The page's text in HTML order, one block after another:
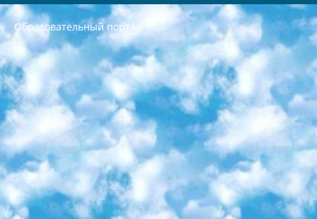
Образовательный портал
РЕСПУБЛИКА УЗБЕКИСТАН МИНИСТРЕРСТВО ДОШКОЛЬНОГО И ШКОЛЬНОГО ОБРАЗОВАНИЯ КОМАНДА в общеобразовательных учреждениях в 2023-2024 учебном году организация и проведение итоговой государственной аттестации обучающихся о Министра дошкольного и школьного образования Республики Узбекистан от 4 марта 2008 года (постановлением Минюста от 20 марта 2008 года № 1778 государственной регистрации) «Итоговое состояние учащихся общего среднего образования на основании положения об утверждении положения об аттестации общего среднего образования выпускной экзамен студентов в образовательных учреждениях в 2023-2024 учебном году В целях организации и прохождения аттестации приказываю: 1. Следующее: перечень предметов, по которым будет проводиться итоговая государственная аттестация и экзамен формы перевода согласно приложению 1; сертификаты международного образца, оценивающие уровень владения иностранными языками перечень согласно приложению 2; 2. Педагогический при специализированных образовательных учреждениях. научно-практический центр квалификации и международной оценки (Д.Давидова) 2024 г. До 25 марта: задания по предметам, по которым будет проводиться итоговая аттестация разработка и утверждение технических условий; итоговая аттестация на основании разработанного предметного задания разработка вопросов по предметам (устно и письменно), экзамен передача; общеобразовательные средние школы и специальные учебные заведения учащиеся выпускных классов школ и интернатов в агентской системе подготовка базы данных экзаменационных материалов и критериев оценки; перевод базы экзаменационных материалов на все языки обучения подать в Республиканский образовательный центр для изготовления; варианты экзаменов на основе разработанных контрольных материалов пусть будут поставлены задачи формирования. 3. Республиканский образовательный центр (Ш.Худайкулов) до 5 апреля 2024 года. до: база данных предоставленных экзаменационных материалов на все языки обучения перевод и экспертиза; для слепых, слабовидящих, глухих, слабослышащих и умственно отсталых детей учащиеся выпускных классов специализированных школ и школ-интернатов база данных экзаменационных материалов на всех преподаваемых языках подготовка критериев оценки; специализированные школы для умственно отсталых детей и технологии для учащихся выпускных классов школ-интернатов разработка соответствующих рекомендаций и критериев проведения ЕГЭ по естествознанию давать задания. 4. Педагогический при специализированных образовательных учреждениях. Научно-практический центр навыков и международной оценки (Д.Давидова), Республика образовательный центр (Худайкулов Ш.) итоговый государственный аттестационный экзамен ориентирован на творческое и логическое мышление при подготовке базы материалов учитывать введение заданий. 5. Следует отметить, что: сертификат государственного образца о знании общеобразовательного предмета и как минимум национальный уровень B1 по предметам на иностранных языках, указанным в Приложении 2. или международно признанный сертификат эквивалентного уровня студенты, изучающие определенный предмет, освобождаются от экзамена; по соответствующим предметам запланирована итоговая государственная аттестация за день до дня, путем жеребьевки Рабочей группой (в письменной форме по предметам, проводимым в форме) из числа сформированных вариантов выбрано 2 варианта; 2 выбранных варианта экзамена анонсированы на официальном сайте министерства и все выпускники по всей стране на основе этих вариантов проводит итоговую государственную аттестацию. 6. Государственное образование учащихся средних общеобразовательных учреждений. знания в соответствии с квалификационными требованиями, которые необходимо приобрести на основании стандартов итоговый (выпускной) контроль для 9 и 11 классов в целях тестирования Экзамены (далее – экзамены) состоят из предметов, перечисленных в приложении 1. будет сделано. 7. Экзамены пройдут с 26 мая по 15 июня 2024 г. (кроме науки физического воспитания). 8. Физическая для учащихся 9 классов общесредних образовательных учреждений. Экзамены по предмету «Образование, квалификация медицина» 1-6 мая 2024 года. сотрудники перевести под присмотр (с отклонениями в физическом или умственном развитии) специализированная школа для детей, школы-интернаты и со сколиозом школы-интернаты санаторного типа для больных детей исключены). 9. Он был слепым, слабовидящим и имел нарушения опорно-двигательного аппарата. экзамены в специализированных школах и интернатах для детей должны проводиться исходя из требований, предъявляемых к общеобразовательным учреждениям (физкультура кроме науки). 10. Специализированная школа для глухих и слабослышащих детей. и экзамены в интернатах и быть реализован в виде письменного теста по математике. 11. Специальность для умственно отсталых детей. Для 9 класса Родной язык и литературное письмо Государственный язык (язык обучения – узбекский). для неклассов) написано Математическое письмо Письменная/устная история Узбекистана Физическое воспитание практично Итоговый контроль Для 11 класса Написание родного языка и литературы (эссе) Математическое письмо Узбекский язык (обучение на узбекском языке) не посещающее общее среднее образование для учреждений)/Образовательное учреждение выбор письменный и устный Иностранный язык письменный/устный Письменная/устная история Узбекистана *По выбору студента:  Химия  Физика  Основы государственного права  География 10 бесплатных образовательных ресурсов - Мы составили подборку онлайн-проектов с интерактивными упражнениями, видеолекциями и статьями. Они помогут вам обрести новые и освежить старые знания бесплатно. 1. «ИНТУИТ» Старейшая образовательная площадка Рунета. Здесь вы найдёте сотни текстовых и видеокурсов на десятки различных тем — от программирования до психологии. Многие курсы подготовлены российскими университетами и крупными международными компаниями вроде Intel и Microsoft. Самостоятельное обучение бесплатное, но желающие могут оплатить услуги персональных наставников. 2. «Смартия» знакомит с актуальными профессиями и подсказывает, как им обучаться. Выбрав заинтересовавшую вас специальность — SMM-специалист, фотограф, веб-дизайнер или другую, — увидите список необходимых для неё умений. Чтобы вы могли освоить их самостоятельно, для каждого умения площадка отображает подборку ссылок на учебные материалы. Хотя «Смартия» ориентируется на русскоязычную аудиторию, часть контента всё же доступна только на английском. 3. «Лекторий Физтеха» Проект Московского физико-технического института (Физтеха). С его помощью вы можете смотреть онлайн серии лекций, записанные на видео в этом вузе. В числе доступных предметов — физика, биология, химия, информационные технологии и другие. К некоторым лекциям администрация ресурса прилагает готовые конспекты, которые можно скачивать в PDF-формате. 4. ITMOcourses Онлайн-площадка Санкт-Петербургского национального исследовательского университета информационных технологий, механики и оптики (ИТМО). Ресурс предоставляет свободный доступ к курсам, разработанным в этом вузе. Каталог материалов разбит на четыре категории: «Оптические системы и технологии», «Приборостроение и робототехника», «Информационные технологии» и «Биотехнологии». Курсы состоят из видеолекций, интерактивных демонстраций и заданий. 5. «КиберЛенинка» Электронная научная библиотека открытого доступа. Каталог площадки регулярно обрастает текстами статей из различных научных изданий. Сгруппированные по журналам и рубрикам публикации можно читать онлайн или скачивать целиком в PDF-формате. Проект нацелен на популяризацию науки за счёт открытого доступа к качественной информации. 6. «ПостНаука» На этом ресурсе публикуют подборки видеолекций, составленные экспертами из разных отраслей и объединённые общими темами. Среди них, к примеру, есть серии «Биоинформатика и геномика», «Культура средневековой Скандинавии» и Cinema Studies о теории кино. Каждая подборка лекций — логически связанная история, рассказанная экспертом от первого лица. Кроме того, на сайте появляются научно-образовательные статьи и тесты на разные темы. 7. «Newочём» Команда проекта «Newочём» отбирает самые интересные тексты из англоязычных СМИ и переводит те из них, за которые голосуют участники сообщества «ВКонтакте». По большей части это научно-популярные статьи. Редакторы придумывают лишь заголовки, в остальном содержание переводов соответствует оригиналам. Полные тексты можно читать прямо в социальной сети. 8. InternetUrok Онлайн-база материалов по основным дисциплинам школьной программы. Информация на сайте структурирована по классам, предметам и темам (урокам). Каждый урок состоит из видеолекций и конспектов. Есть также интерактивные тренажёры и тесты для закрепления пройденного материала. Даже если вы давно окончили школу, возможность повторить программу старших классов всегда может пригодиться. 9. Edutainme Ещё один ресурс об образовании. В отличие от Newtonew, как мне кажется, Edutainme больше ориентируется на представителей индустрии: педагогов, предпринимателей, разработчиков образовательных проектов. Но и любой, кто просто стремится к саморазвитию, найдёт на сайте много полезного и интересного для себя. Например, информацию о новых курсах и образовательных сервисах. 10. Newtonew Онлайн-медиа об образовании и обучении в широком смысле. Авторы Newtonew пишут об инструментах, заведениях, тактиках и стратегиях, которые помогают учить других и получать новые знания самостоятельно. На этой площадке вы найдёте новости, обзоры, аналитические мат